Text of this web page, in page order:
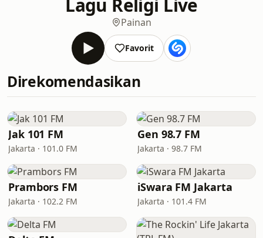
Lagu Religi Live
Painan
Favorit
Direkomendasikan
Jak 101 FM
Jakarta · 101.0 FM
Gen 98.7 FM
Jakarta · 98.7 FM
Prambors FM
Jakarta · 102.2 FM
iSwara FM Jakarta
Jakarta · 101.4 FM